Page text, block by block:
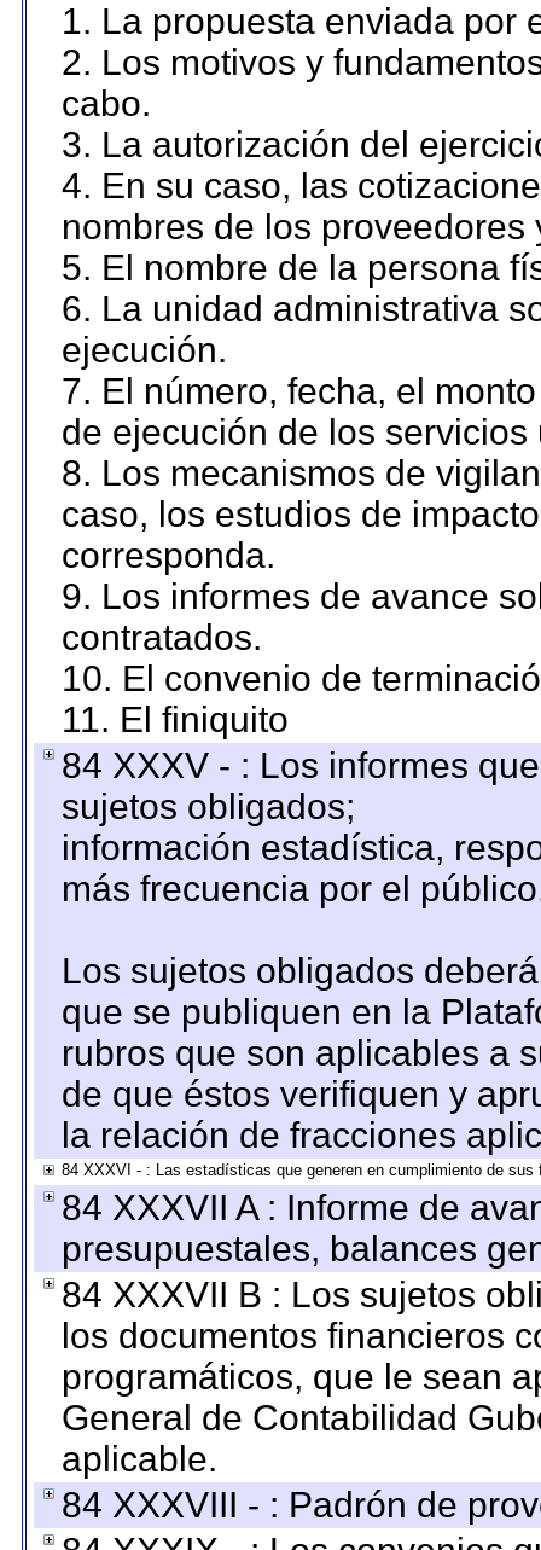
1. La propuesta enviada por
2. Los motivos y
cabo.
3. La autorización del
4. En su caso, las
nombres de los proveedores
5. El nombre de la persona
6. La unidad administrativa
ejecución.
7. El número, fecha, el
de ejecución de los servicios
8. Los mecanismos de
caso, los estudios de
corresponda.
9. Los informes de avance
contratados.
10. El convenio de
11. El finiquito
84 XXXV - : Los informes
sujetos obligados;
información estadística,
más frecuencia por el
Los sujetos obligados
que se publiquen en la
rubros que son aplicables a
de que éstos verifiquen y
la relación de fracciones
84 XXXVI - : Las estadísticas que generen en cumplimiento de
84 XXXVII A : Informe de
presupuestales, balances
84 XXXVII B : Los sujetos
los documentos financieros
programáticos, que le sean
General de Contabilidad
aplicable.
84 XXXVIII - : Padrón de